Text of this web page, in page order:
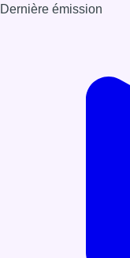
Dernière émission